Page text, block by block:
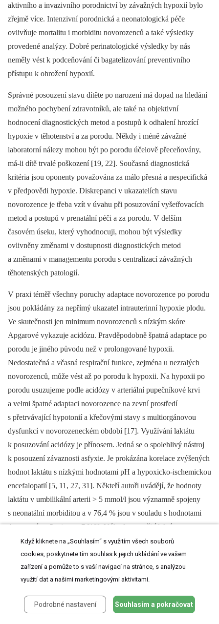
aktivního a invazivního porodnictví by závažných hypoxií bylo
zřejmě více. Intenzivní porodnická a neonatologická péče
ovlivňuje mortalitu i morbiditu novorozenců a také výsledky
provedené analýzy. Dobré perinatologické výsledky by nás
neměly vést k podceňování či bagatelizování preventivního
přístupu k ohrožení hypoxií.
Správné posouzení stavu dítěte po narození má dopad na hledání
možného pochybení zdravotníků, ale také na objektivní
hodnocení diagnostických metod a postupů k odhalení hrozící
hypoxie v těhotenství a za porodu. Někdy i méně závažné
laboratorní nálezy mohou být po porodu účelově přeceňovány,
má-li dítě trvalé poškození [19, 22]. Současná diagnostická
kritéria jsou oponenty považována za málo přesná a nespecifická
v předpovědi hypoxie. Diskrepanci v ukazatelích stavu
novorozence je třeba vzít v úvahu při posuzování vyšetřovacích
metod a postupů v prenatální péči a za porodu. V delším
časovém úseku, který vyhodnocuji, mohou být výsledky
ovlivněny změnami v dostupnosti diagnostických metod
a změnami v managementu porodu s centralizací závažných
těhotenských patologií.
V praxi téměř všechny poruchy adaptace novorozence po porodu
jsou pokládány za nepřímý ukazatel intrauterinní hypoxie plodu.
Ve skutečnosti jen minimum novorozenců s nízkým skóre
Apgarové vykazuje acidózu. Pravděpodobně špatná adaptace po
porodu je jiného původu než v prolongované hypoxii.
Nedostatečná a včasná respirační funkce, zejména u nezralých
novorozenců, může vést až po porodu k hypoxii. Na hypoxii po
porodu usuzujeme podle acidózy v arteriální pupečníkové krvi
a velmi špatné adaptaci novorozence na zevní prostředí
s přetrvávající hypotonií a křečovými stavy s multiorgánovou
dysfunkcí v novorozeneckém období [17]. Využívání laktátu
k posuzování acidózy je přínosem. Jedná se o spolehlivý nástroj
k posouzení závaznosti asfyxie. Je prokázána korelace zvýšených
hodnot laktátu s nízkými hodnotami pH a hypoxicko-ischemickou
encefalopatií [5, 11, 27, 31]. Někteří autoři uvádějí, že hodnoty
laktátu v umbilikální arterii > 5 mmol/l jsou významně spojeny
s neonatální morbiditou a v 76,4 % jsou v souladu s hodnotami
Apgarové za 5 minut < 7 [18]. Výhodou využití laktátu
k posuzování acidózy je potřeba menšího objemu krve, zejména
při odběrech ze skalpu, kdy může nahradit pH. Více autorů
preferuje vyhodnocení laktátu před pH v pupečníkové krvi.
Dokonce i stanovení laktátu v plodové vodě poskytuje
dostatečnou informaci o acidémii. Laktát, který je hlavní složkou
metabolické acidózy více vypovídá o intrauterinním distresu,
Když kliknete na „Souhlasím“ s využitím všech souborů
cookies, poskytnete tím souhlas k jejich ukládání ve vašem
zařízení a pomůže to s vaší navigací na stránce, s analýzou
využití dat a našimi marketingovými aktivitami.
Podrobné nastavení Souhlasím a pokračovat